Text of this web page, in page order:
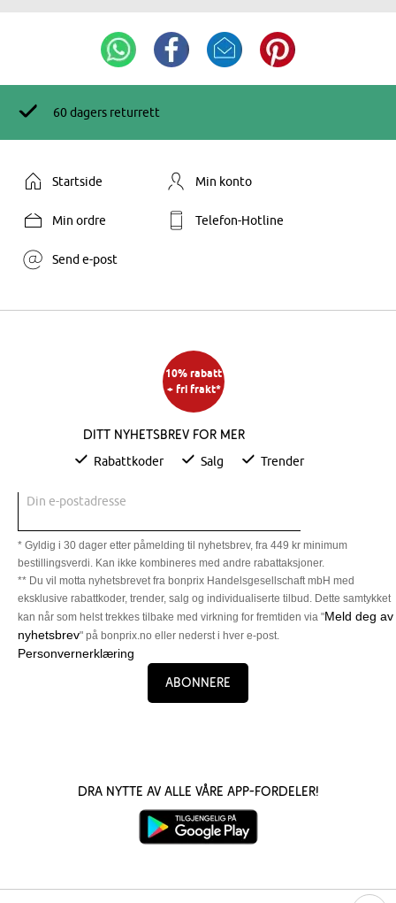
60 dagers returrett
Startside Min konto
Min ordre Telefon-Hotline
Send e-post
10% rabatt
+ fri frakt*
Ditt nyhetsbrev for mer
Rabattkoder Salg Trender
Din e-postadresse
* Gyldig i 30 dager etter påmelding til nyhetsbrev, fra 449 kr minimum
bestillingsverdi. Kan ikke kombineres med andre rabattaksjoner.
** Du vil motta nyhetsbrevet fra bonprix Handelsgesellschaft mbH med
eksklusive rabattkoder, trender, salg og individualiserte tilbud. Dette samtykket
kan når som helst trekkes tilbake med virkning for fremtiden via "Meld deg av
nyhetsbrev" på bonprix.no eller nederst i hver e-post.
Personvernerklæring
Abonnere
Dra nytte av alle våre app-fordeler!